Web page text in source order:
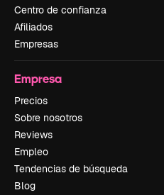
Centro de confianza
Afiliados
Empresas
Empresa
Precios
Sobre nosotros
Reviews
Empleo
Tendencias de búsqueda
Blog